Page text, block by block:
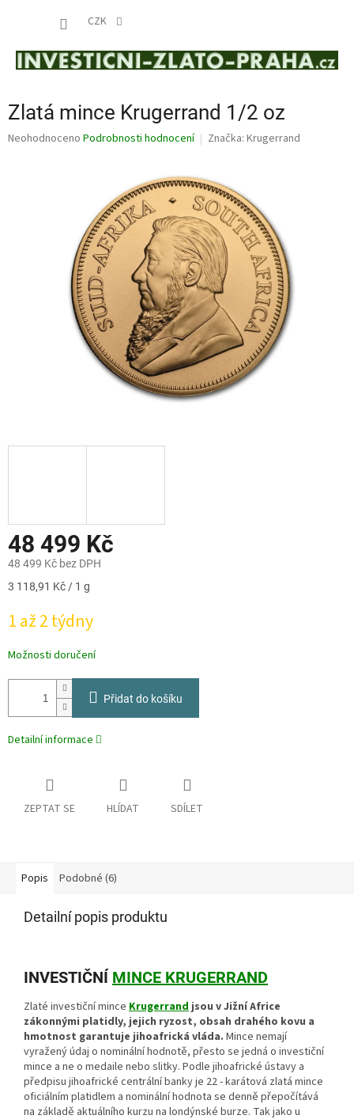
CZK
Zlatá mince Krugerrand 1/2 oz
Průměrné
Neohodnoceno Podrobnosti hodnocení Značka: Krugerrand
48 499 Kč
48 499 Kč bez DPH
Měrná
3 118,91 Kč / 1 g
1 až 2 týdny
Možnosti doručení
Přidat do košíku
Detailní informace
ZEPTAT SE HLÍDAT SDÍLET
Popis Podobné (6)
Detailní popis produktu
INVESTIČNÍ MINCE KRUGERRAND
Zlaté investiční mince Krugerrand jsou v Jižní Africe
zákonnými platidly, jejich ryzost, obsah drahého kovu a
hmotnost garantuje jihoafrická vláda. Mince nemají
vyražený údaj o nominální hodnotě, přesto se jedná o investiční
mince a ne o medaile nebo slitky. Podle jihoafrické ústavy a
předpisu jihoafrické centrální banky je 22 - karátová zlatá mince
oficiálním platidlem a nominální hodnota se denně přepočítává
na základě aktuálního kurzu na londýnské burze. Tak jako u